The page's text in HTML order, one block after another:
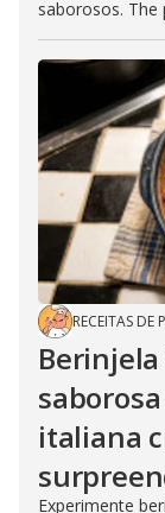
saborosos. The
RECEITAS DE
italiana
Experimente